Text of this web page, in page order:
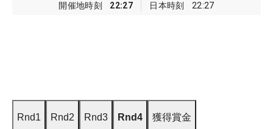
開催地時刻 22:27 日本時刻 22:27
Rnd1 Rnd2 Rnd3 Rnd4 獲得賞金